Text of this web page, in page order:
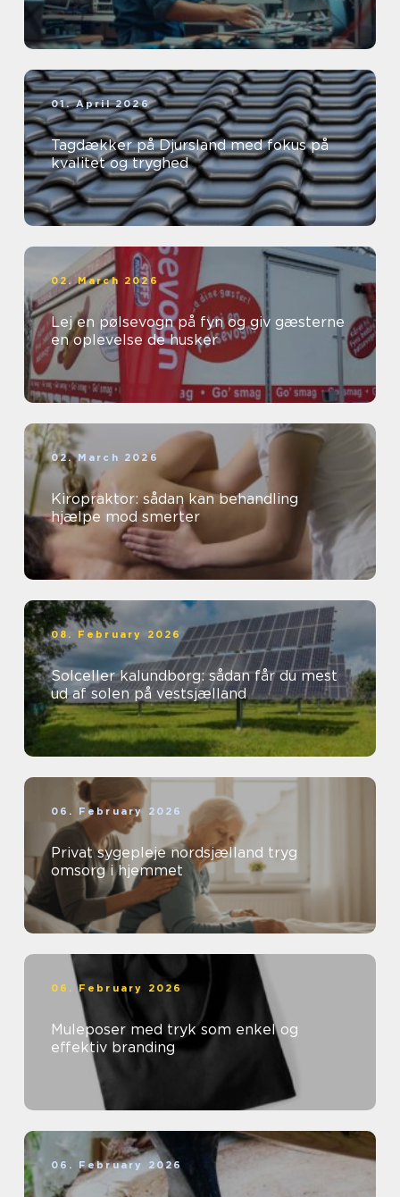
01. April 2026
Tagdækker på Djursland med fokus på
kvalitet og tryghed
02. March 2026
Lej en pølsevogn på fyn og giv gæsterne
en oplevelse de husker
02. March 2026
Kiropraktor: sådan kan behandling
hjælpe mod smerter
08. February 2026
Solceller kalundborg: sådan får du mest
ud af solen på vestsjælland
06. February 2026
Privat sygepleje nordsjælland tryg
omsorg i hjemmet
06. February 2026
Muleposer med tryk som enkel og
effektiv branding
06. February 2026